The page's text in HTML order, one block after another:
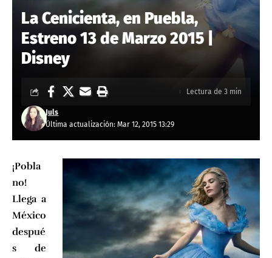
La Cenicienta, en Puebla,
Estreno 13 de Marzo 2015 |
Disney
Última actualización: Mar 12, 2015 13:29
Juls
Lectura de 3 min
¡Pobla
no!
Llega a
México
despué
s de